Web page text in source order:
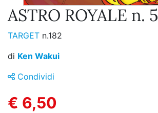
ASTRO ROYALE n. 5
TARGET n.182
di Ken Wakui
Condividi
€ 6,50